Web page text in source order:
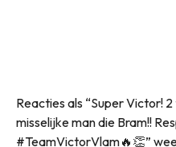
Reacties als “Super Victor!
misselijke man die Bram!!
#TeamVictorVlam🔥👏”